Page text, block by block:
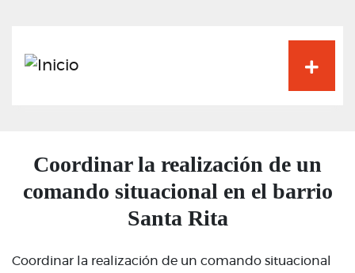
Coordinar la realización de un
comando situacional en el barrio
Santa Rita
Coordinar la realización de un comando situacional